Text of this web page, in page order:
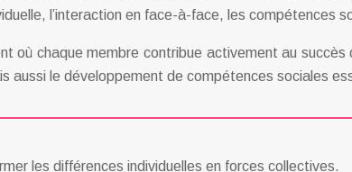
l’interaction en face-à-face, les compétences
où chaque membre contribue activement au
le développement de compétences sociales
les différences individuelles en forces collectives.